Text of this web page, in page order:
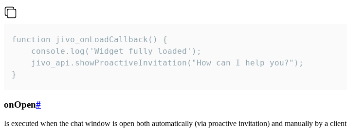
function jivo_onLoadCallback() {
    console.log('Widget fully loaded');
    jivo_api.showProactiveInvitation("How can I help you?");
}
onOpen#
Is executed when the chat window is open both automatically (via proactive invitation) and manually by a client